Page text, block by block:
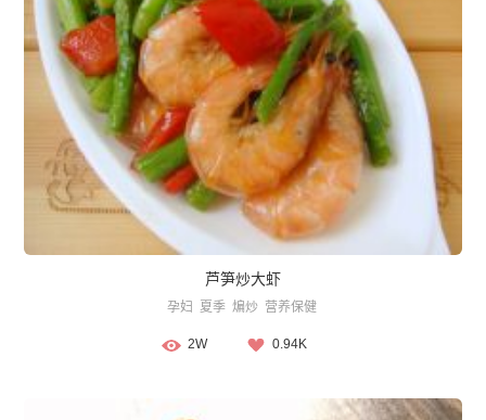
芦笋炒大虾
孕妇 夏季 煸炒 营养保健
2W 0.94K